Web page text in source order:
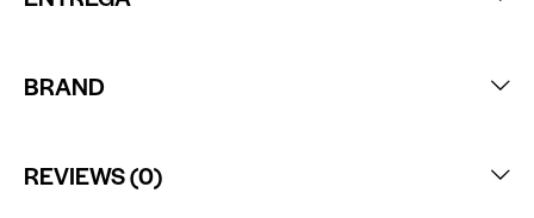
BRAND
REVIEWS (0)